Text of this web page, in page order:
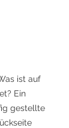
ist auf
Ein
gestellte